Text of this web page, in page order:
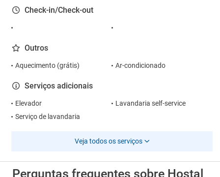
Check-in/Check-out
Outros
Aquecimento (grátis) Ar-condicionado
Serviços adicionais
Elevador
Lavandaria self-service
Serviço de lavandaria
Veja todos os serviços
Perguntas frequentes sobre Hostal